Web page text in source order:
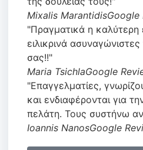
Mixalis Marantidis
"Πραγματικά η καλύτερη
ειλικρινά
σας!!"
Maria TsichlaGoogle
"Επαγγελματίες,
και ενδιαφέρονται για
πελάτη. Τους συστήνω
Ioannis NanosGoogle